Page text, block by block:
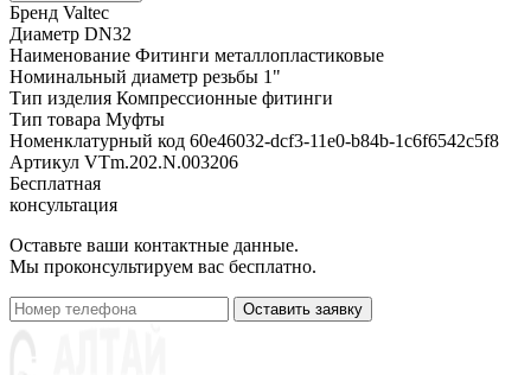
Бренд Valtec
Диаметр DN32
Наименование Фитинги металлопластиковые
Номинальный диаметр резьбы 1"
Тип изделия Компрессионные фитинги
Тип товара Муфты
Номенклатурный код 60e46032-dcf3-11e0-b84b-1c6f6542c5f8
Артикул VTm.202.N.003206
Бесплатная
консультация
Оставьте ваши контактные данные.
Мы проконсультируем вас бесплатно.
Оставить заявку